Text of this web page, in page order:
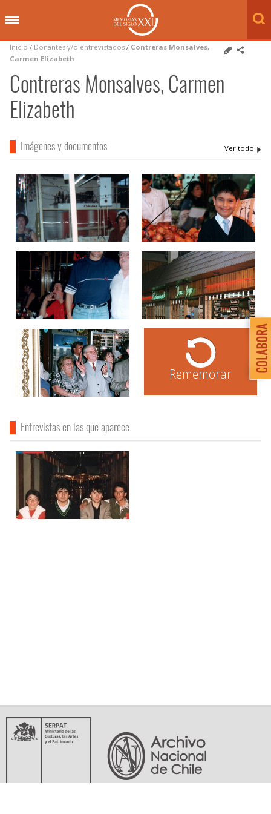
Inicio / Donantes y/o entrevistados / Contreras Monsalves,
Carmen Elizabeth
Contreras Monsalves, Carmen
Elizabeth
Imágenes y documentos
Rememorar
Entrevistas en las que aparece